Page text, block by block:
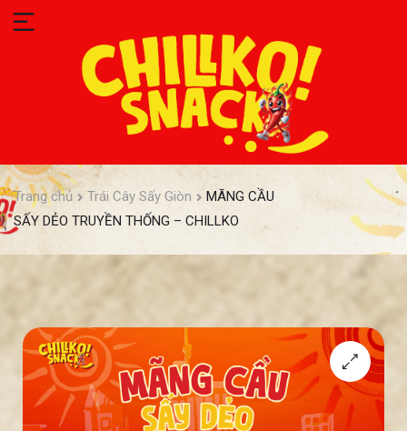
Trang chủ Trái Cây Sấy Giòn
MÃNG CẦU
SẤY DẺO TRUYỀN THỐNG – CHILLKO